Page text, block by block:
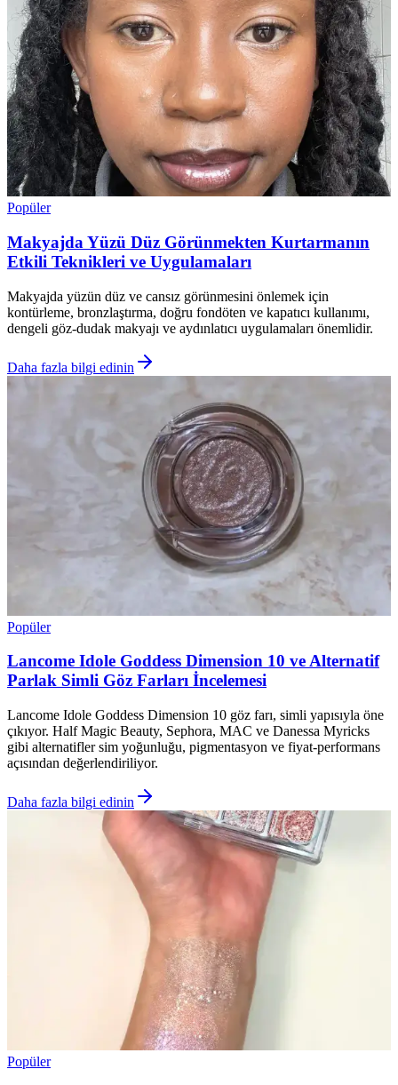
Popüler
Makyajda Yüzü Düz Görünmekten Kurtarmanın
Etkili Teknikleri ve Uygulamaları
Makyajda yüzün düz ve cansız görünmesini önlemek için
kontürleme, bronzlaştırma, doğru fondöten ve kapatıcı kullanımı,
dengeli göz-dudak makyajı ve aydınlatıcı uygulamaları önemlidir.
Daha fazla bilgi edinin
Popüler
Lancome Idole Goddess Dimension 10 ve Alternatif
Parlak Simli Göz Farları İncelemesi
Lancome Idole Goddess Dimension 10 göz farı, simli yapısıyla öne
çıkıyor. Half Magic Beauty, Sephora, MAC ve Danessa Myricks
gibi alternatifler sim yoğunluğu, pigmentasyon ve fiyat-performans
açısından değerlendiriliyor.
Daha fazla bilgi edinin
Popüler